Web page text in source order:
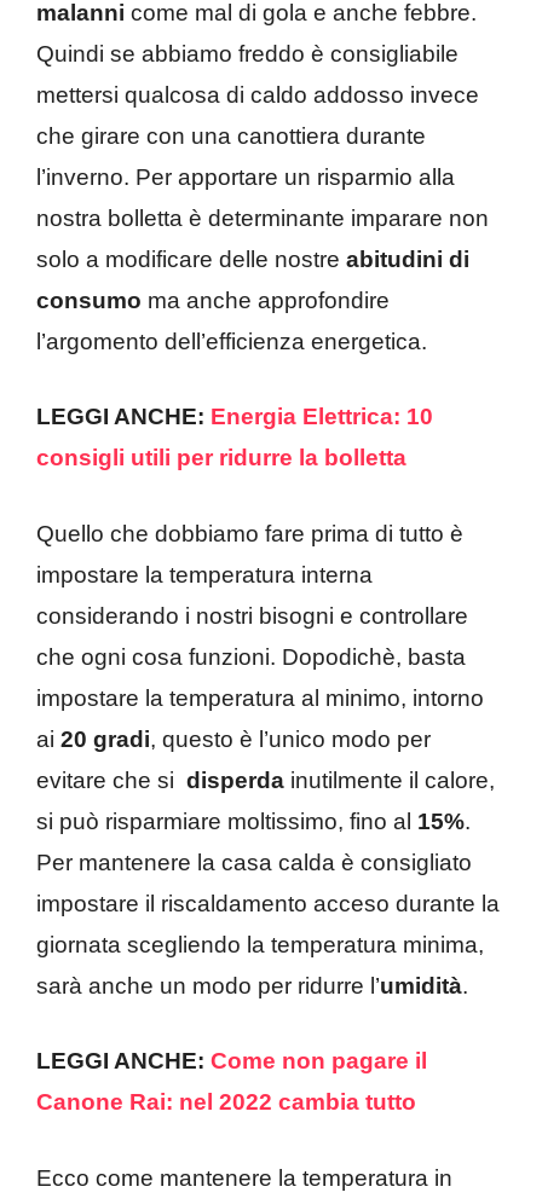
malanni come mal di gola e anche febbre.
Quindi se abbiamo freddo è consigliabile
mettersi qualcosa di caldo addosso invece
che girare con una canottiera durante
l’inverno. Per apportare un risparmio alla
nostra bolletta è determinante imparare non
solo a modificare delle nostre abitudini di
consumo ma anche approfondire
l’argomento dell’efficienza energetica.
LEGGI ANCHE: Energia Elettrica: 10
consigli utili per ridurre la bolletta
Quello che dobbiamo fare prima di tutto è
impostare la temperatura interna
considerando i nostri bisogni e controllare
che ogni cosa funzioni. Dopodichè, basta
impostare la temperatura al minimo, intorno
ai 20 gradi, questo è l’unico modo per
evitare che si disperda inutilmente il calore,
si può risparmiare moltissimo, fino al 15%.
Per mantenere la casa calda è consigliato
impostare il riscaldamento acceso durante la
giornata scegliendo la temperatura minima,
sarà anche un modo per ridurre l’umidità.
LEGGI ANCHE: Come non pagare il
Canone Rai: nel 2022 cambia tutto
Ecco come mantenere la temperatura in